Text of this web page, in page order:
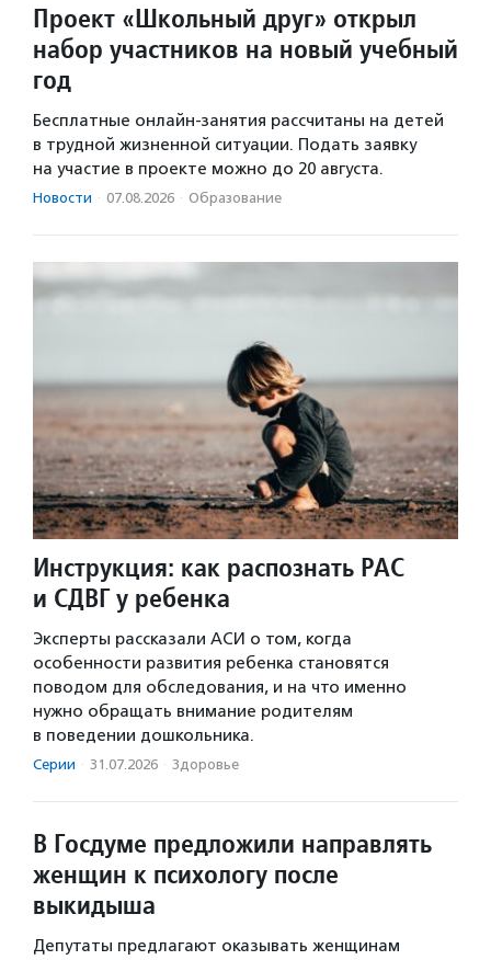
Проект «Школьный друг» открыл
набор участников на новый учебный
год
Бесплатные онлайн-занятия рассчитаны на детей
в трудной жизненной ситуации. Подать заявку
на участие в проекте можно до 20 августа.
Новости · 07.08.2026 · Образование
Инструкция: как распознать РАС
и СДВГ у ребенка
Эксперты рассказали АСИ о том, когда
особенности развития ребенка становятся
поводом для обследования, и на что именно
нужно обращать внимание родителям
в поведении дошкольника.
Серии · 31.07.2026 · Здоровье
В Госдуме предложили направлять
женщин к психологу после
выкидыша
Депутаты предлагают оказывать женщинам